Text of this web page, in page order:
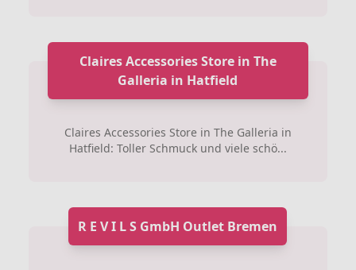
Claires Accessories Store in The
Galleria in Hatfield
Claires Accessories Store in The Galleria in
Hatfield: Toller Schmuck und viele schö...
R E V I L S GmbH Outlet Bremen